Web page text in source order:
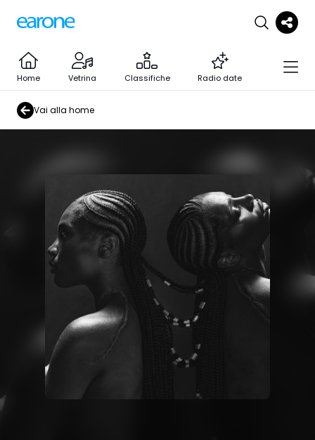
Home Vetrina Classifiche Radio date
Vai alla home